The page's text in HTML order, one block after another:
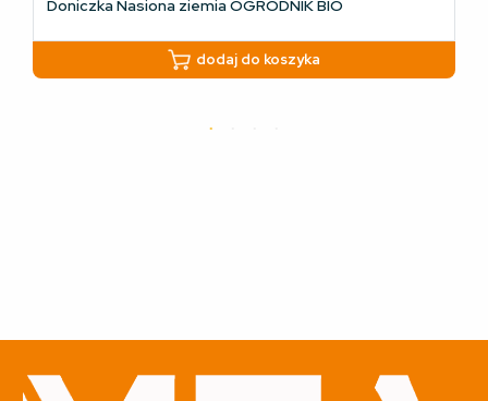
Doniczka Nasiona ziemia OGRODNIK BIO
dodaj do koszyka